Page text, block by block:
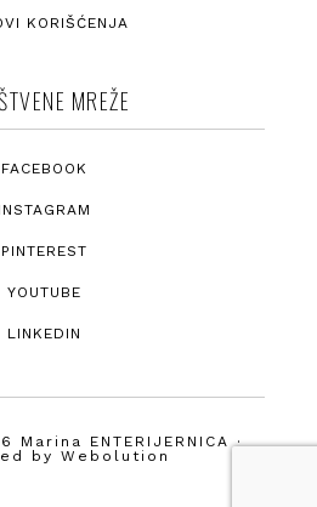
KORIŠĆENJA
MREŽE
FACEBOOK
INSTAGRAM
PINTEREST
YOUTUBE
LINKEDIN
ENTERIJERNICA ·
by Webolution